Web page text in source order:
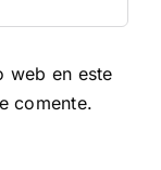
web en este
comente.